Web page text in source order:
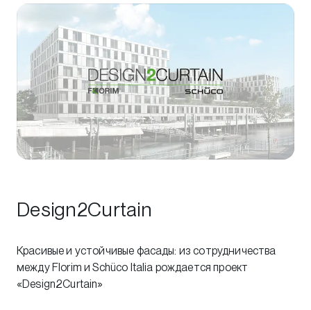
Design2Curtain
Красивые и устойчивые фасады: из сотрудничества
между Florim и Schüco Italia рождается проект
«Design2Curtain»